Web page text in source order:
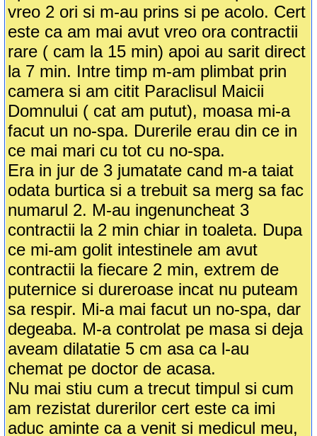
vreo 2 ori si m-au prins si pe acolo. Cert
este ca am mai avut vreo ora contractii
rare ( cam la 15 min) apoi au sarit direct
la 7 min. Intre timp m-am plimbat prin
camera si am citit Paraclisul Maicii
Domnului ( cat am putut), moasa mi-a
facut un no-spa. Durerile erau din ce in
ce mai mari cu tot cu no-spa.
Era in jur de 3 jumatate cand m-a taiat
odata burtica si a trebuit sa merg sa fac
numarul 2. M-au ingenuncheat 3
contractii la 2 min chiar in toaleta. Dupa
ce mi-am golit intestinele am avut
contractii la fiecare 2 min, extrem de
puternice si dureroase incat nu puteam
sa respir. Mi-a mai facut un no-spa, dar
degeaba. M-a controlat pe masa si deja
aveam dilatatie 5 cm asa ca l-au
chemat pe doctor de acasa.
Nu mai stiu cum a trecut timpul si cum
am rezistat durerilor cert este ca imi
aduc aminte ca a venit si medicul meu,